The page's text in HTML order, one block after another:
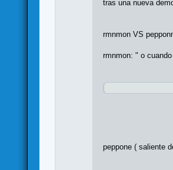
tras una nueva
rmnmon VS
rmnmon: " o
peppone ( saliente